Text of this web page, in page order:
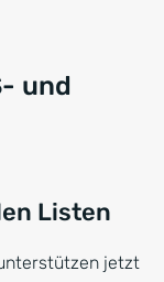
und
Listen
jetzt